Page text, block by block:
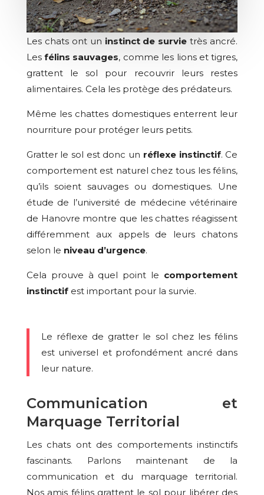
Les chats ont un instinct de survie très ancré.
Lesfélins sauvages, comme les lions et tigres,
grattent le sol pour recouvrir leurs restes
alimentaires. Cela les protège des prédateurs.
Même les chattes domestiques enterrent leur
nourriture pour protéger leurs petits.
Gratter le sol est donc un réflexe instinctif. Ce
comportement est naturel chez tous les félins,
qu’ils soient sauvages ou domestiques. Une
étude de l’université de médecine vétérinaire
de Hanovre montre que les chattes réagissent
différemment aux appels de leurs chatons
selon le niveau d’urgence.
Cela prouve à quel point le comportement
instinctifest important pour la survie.
Le réflexe de gratter le sol chez les félins
est universel et profondément ancré dans
leur nature.
Communication et
Marquage Territorial
Les chats ont des comportements instinctifs
fascinants. Parlons maintenant de la
communication et du marquage territorial.
Nos amis félins grattent le sol pour libérer des